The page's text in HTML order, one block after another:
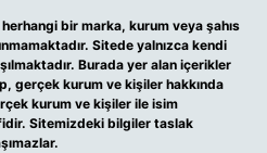
bir marka, kurum veya şahıs
Sitede yalnızca kendi
Burada yer alan içerikler
gerçek kurum ve kişiler hakkında
kurum ve kişiler ile isim
Sitemizdeki bilgiler taslak